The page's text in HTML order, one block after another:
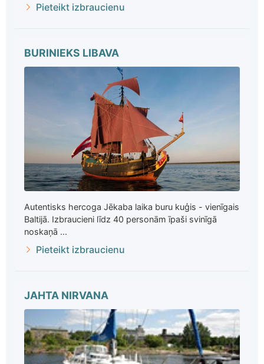
Pieteikt izbraucienu
BURINIEKS LIBAVA
Autentisks hercoga Jēkaba laika buru kuģis - vienīgais
Baltijā. Izbraucieni līdz 40 personām īpaši svinīgā
noskaņā ...
Pieteikt izbraucienu
JAHTA NIRVANA